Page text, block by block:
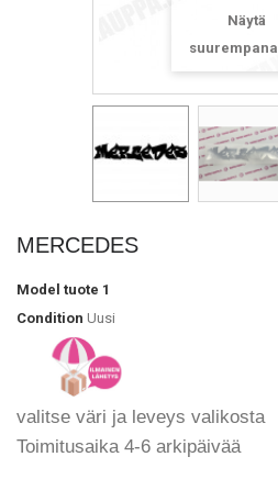
Näytä
suurempana
MERCEDES
Model tuote 1
Condition Uusi
valitse väri ja leveys valikosta
Toimitusaika 4-6 arkipäivää